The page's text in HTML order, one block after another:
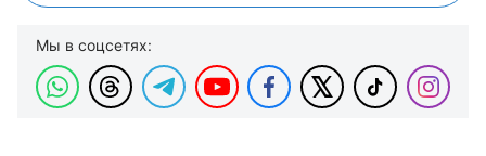
Мы в соцсетях: